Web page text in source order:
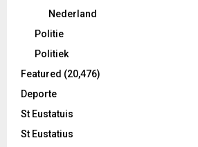
Nederland
Politie
Politiek
Featured (20,476)
Deporte
St Eustatuis
St Eustatius